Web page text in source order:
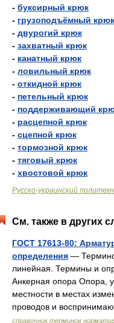
- буксирный крюк
- грузоподъёмный крюк
- двурогий крюк
- захватный крюк
- канатный крюк
- ловильный крюк
- откидной крюк
- петельный крюк
- поддерживающий
- расцепной крюк
- сцепной крюк
- тормозной крюк
- тяговый крюк
- хвостовой крюк
Русско-украинский
См. также в других
ГОСТ 17613-80:
определения —
линейная. Термины и
Анкерная опора Опора,
местности в местах
проводов и
справочник терминов